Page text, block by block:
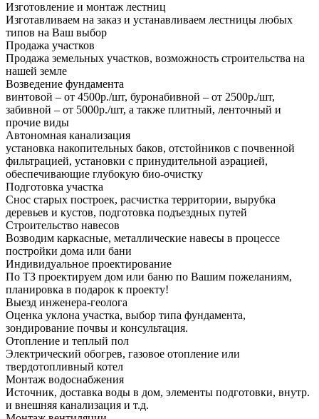
Изготовление и монтаж лестниц
Изготавливаем на заказ и устанавливаем лестницы любых
типов на Ваш выбор
Продажа участков
Продажа земельных участков, возможность строительства на
нашей земле
Возведение фундамента
винтовой – от 4500р./шт, буронабивной – от 2500р./шт,
забивной – от 5000р./шт, а также плитный, ленточный и
прочие виды
Автономная канализация
установка накопительных баков, отстойников с почвенной
фильтрацией, установки с принудительной аэрацией,
обеспечивающие глубокую био-очистку
Подготовка участка
Снос старых построек, расчистка территории, вырубка
деревьев и кустов, подготовка подъездных путей
Строительство навесов
Возводим каркасные, металлические навесы в процессе
постройки дома или бани
Индивидуальное проектирование
По ТЗ проектируем дом или баню по Вашим пожеланиям,
планировка в подарок к проекту!
Выезд инженера-геолога
Оценка уклона участка, выбор типа фундамента,
зондирование почвы и консультация.
Отопление и теплый пол
Электрический обогрев, газовое отопление или
твердотопливный котел
Монтаж водоснабжения
Источник, доставка воды в дом, элементы подготовки, внутр.
и внешняя канализация и т.д.